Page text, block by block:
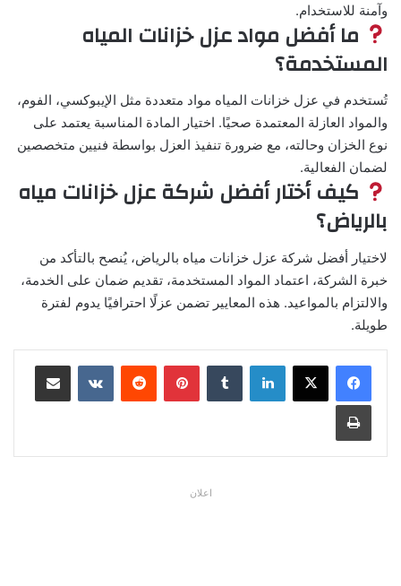
وآمنة للاستخدام.
ما أفضل مواد عزل خزانات المياه
المستخدمة؟
تُستخدم في عزل خزانات المياه مواد متعددة مثل الإيبوكسي، الفوم،
والمواد العازلة المعتمدة صحيًا. اختيار المادة المناسبة يعتمد على
نوع الخزان وحالته، مع ضرورة تنفيذ العزل بواسطة فنيين متخصصين
لضمان الفعالية.
كيف أختار أفضل شركة عزل خزانات مياه
بالرياض؟
لاختيار أفضل شركة عزل خزانات مياه بالرياض، يُنصح بالتأكد من
خبرة الشركة، اعتماد المواد المستخدمة، تقديم ضمان على الخدمة،
والالتزام بالمواعيد. هذه المعايير تضمن عزلًا احترافيًا يدوم لفترة
طويلة.
لينكدإن بينتيريست مشاركة عبر البريد
طباعة
اعلان